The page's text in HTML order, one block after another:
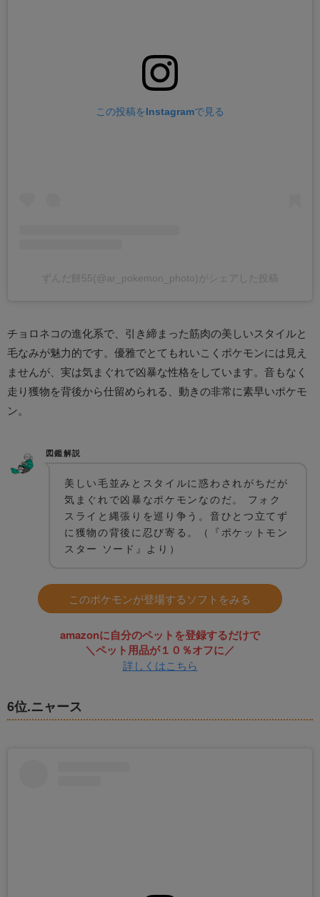
この投稿をInstagramで見る
ずんだ餅55(@ar_pokemon_photo)がシェアした投稿
チョロネコの進化系で、引き締まった筋肉の美しいスタイルと
毛なみが魅力的です。優雅でとてもれいこくポケモンには見え
ませんが、実は気まぐれで凶暴な性格をしています。音もなく
走り獲物を背後から仕留められる、動きの非常に素早いポケモ
ン。
図鑑解説
美しい毛並みとスタイルに惑わされがちだが
気まぐれで凶暴なポケモンなのだ。 フォク
スライと縄張りを巡り争う。音ひとつ立てず
に獲物の背後に忍び寄る。（『ポケットモン
スター ソード』より）
このポケモンが登場するソフトをみる
amazonに自分のペットを登録するだけで
＼ペット用品が１０％オフに／
詳しくはこちら
6位.ニャース